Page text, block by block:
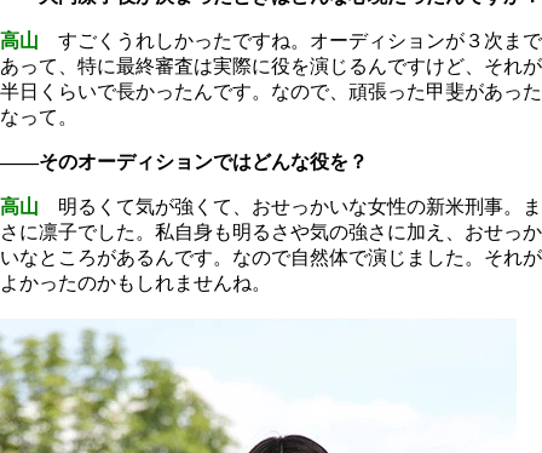
高山 すごくうれしかったですね。オーディションが３次まで
あって、特に最終審査は実際に役を演じるんですけど、それが
半日くらいで長かったんです。なので、頑張った甲斐があった
なって。
――そのオーディションではどんな役を？
高山 明るくて気が強くて、おせっかいな女性の新米刑事。ま
さに凛子でした。私自身も明るさや気の強さに加え、おせっか
いなところがあるんです。なので自然体で演じました。それが
よかったのかもしれませんね。